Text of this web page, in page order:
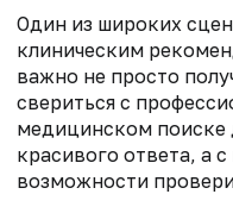
Один из широких
клиническим
важно не просто
свериться с
медицинском поиске
красивого ответа, а
возможности